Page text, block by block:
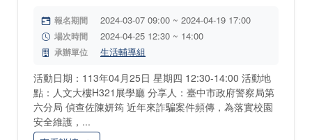
報名期間 2024-03-07 09:00 ~ 2024-04-19 17:00
場次時間 2024-04-25 12:30 ~ 14:00
承辦單位 生活輔導組
活動日期：113年04月25日 星期四 12:30-14:00 活動地
點：人文大樓H321展學廳 分享人：臺中市政府警察局第
六分局 偵查佐陳妍筠 近年來詐騙案件頻傳，為落實校園
安全維護，...